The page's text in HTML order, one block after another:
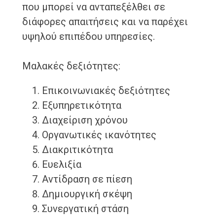
που μπορεί να ανταπεξέλθει σε
διάφορες απαιτήσεις και να παρέχει
υψηλού επιπέδου υπηρεσίες.
Μαλακές δεξιότητες:
Επικοινωνιακές δεξιότητες
Εξυπηρετικότητα
Διαχείριση χρόνου
Οργανωτικές ικανότητες
Διακριτικότητα
Ευελιξία
Αντίδραση σε πίεση
Δημιουργική σκέψη
Συνεργατική στάση